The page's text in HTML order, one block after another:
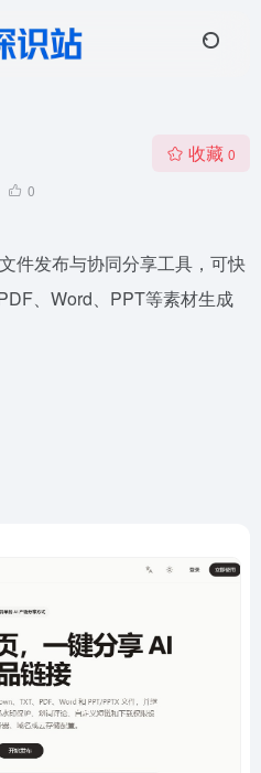
0
收藏 0
件发布与协同分享工具，可快
、Word、PPT等素材生成